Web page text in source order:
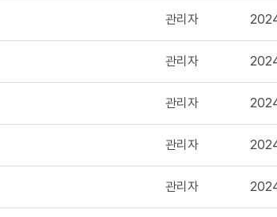
관리자
관리자
관리자
관리자
관리자